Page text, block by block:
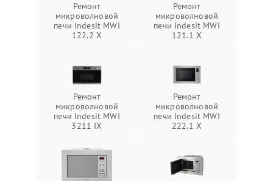
Ремонт
микроволновой
печи Indesit MWI
122.2 X
Ремонт
микроволновой
печи Indesit MWI
121.1 X
Ремонт
микроволновой
печи Indesit MWI
3211 IX
Ремонт
микроволновой
печи Indesit MWI
222.1 X